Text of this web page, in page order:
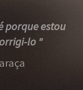
porque estou
lo "